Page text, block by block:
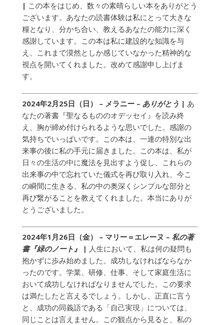
| この本をはじめ、数々の素晴らしい本をありがとう
ございます。あなたの読書体験は私にとって大きな
糧となり、分かち合い、教えるあなたの能力に深く
感謝しています。この本は私に建設的な知識を与
え、これまで漠然としか感じていなかった精神的な
視点を開いてくれました。改めて感謝申し上げま
す。
2024年2月25日（日） – メラニー – ありがとう | あ
なたの著書『聖なるもののオデッセイ』を読み終
え、胸が締め付けられるような思いでした。感謝の
気持ちでいっぱいです。この本は、一連の特別な出
来事の後に私の手元に届きました。この本は、私が
日々の生活の中に魔法を見出すよう促し、これらの
出来事の中で忘れていた儀式を再び取り入れ、今こ
の瞬間に生きる、私の中の奥深くシンプルな部分と
再び繋がることを教えてくれました。本当にありが
とうございました。
2024年1月26日（金） – マリー＝エレーヌ – 私の著
書『緑のノート』
| 人生において、私は何の疑問も
抱かずに歩み始めました。成功しなければならなか
ったのです。学業、研修、仕事、そして家庭生活に
おいて成功しなければなりませんでした。この要求
は満たしたと言えるでしょう。しかし、正直に言う
と、成功の同義語である「自己実現」については、
同じことは言えません。この観点から見ると、私の